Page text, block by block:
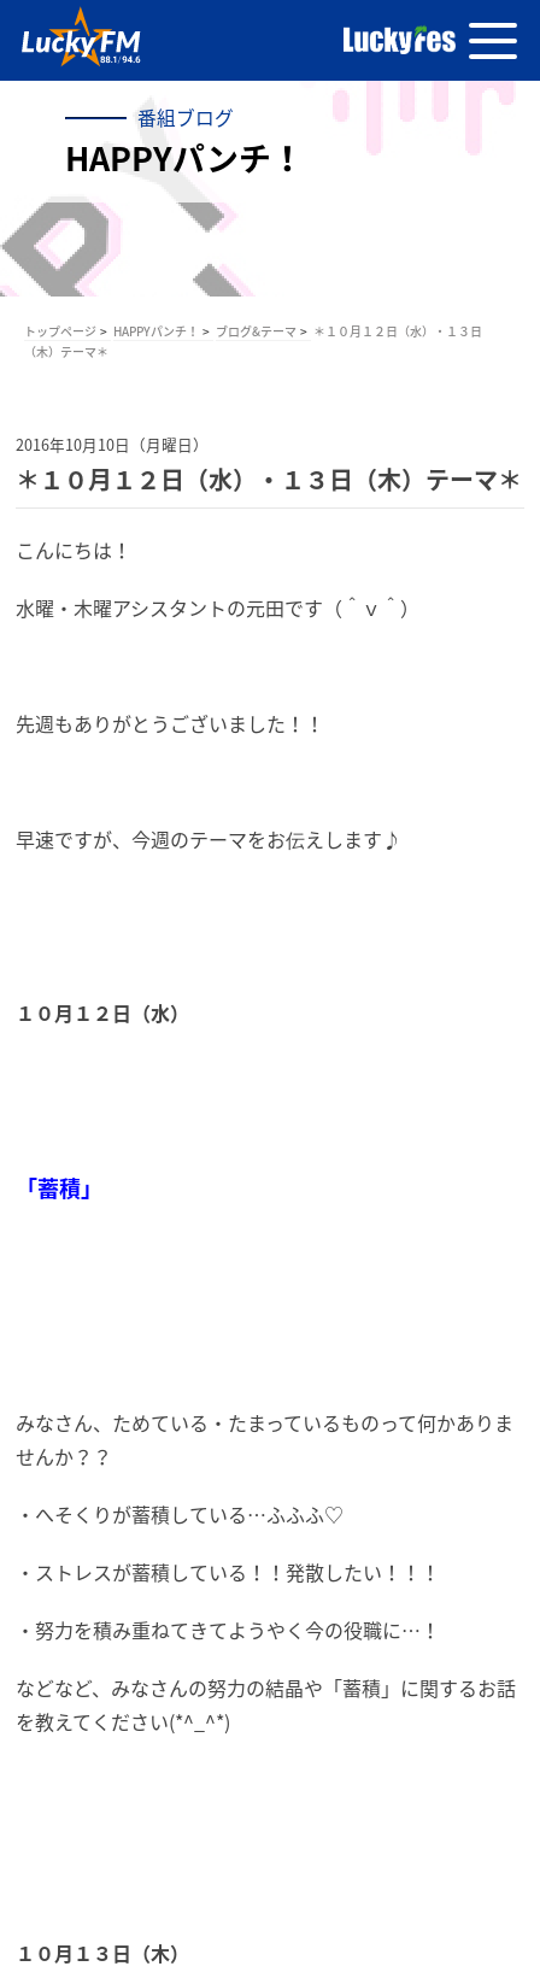
番組ブログ
HAPPYパンチ！
トップページ HAPPYパンチ！ ブログ&テーマ
＊１０月１２日（水）・１３日
（木）テーマ＊
2016年10月10日（月曜日）
＊１０月１２日（水）・１３日（木）テーマ＊
こんにちは！
水曜・木曜アシスタントの元田です（＾ｖ＾）
先週もありがとうございました！！
早速ですが、今週のテーマをお伝えします♪
１０月１２日（水）
「蓄積」
みなさん、ためている・たまっているものって何かありま
せんか？？
・へそくりが蓄積している…ふふふ♡
・ストレスが蓄積している！！発散したい！！！
・努力を積み重ねてきてようやく今の役職に…！
などなど、みなさんの努力の結晶や「蓄積」に関するお話
を教えてください(*^_^*)
１０月１３日（木）